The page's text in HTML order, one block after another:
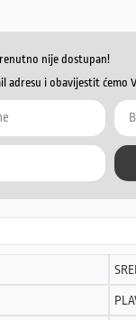
nije dostupan!
adresu i obavijestit ćemo